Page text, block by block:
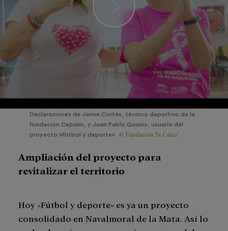
Declaraciones de Jaime Cortés, técnico deportivo de la
Fundación Cepaim, y Juan Pablo Gounis, usuario del
proyecto «Fútbol y deporte». © Fundación "la Caixa"
Ampliación del proyecto para
revitalizar el territorio
Hoy «Fútbol y deporte» es ya un proyecto
consolidado en Navalmoral de la Mata. Así lo